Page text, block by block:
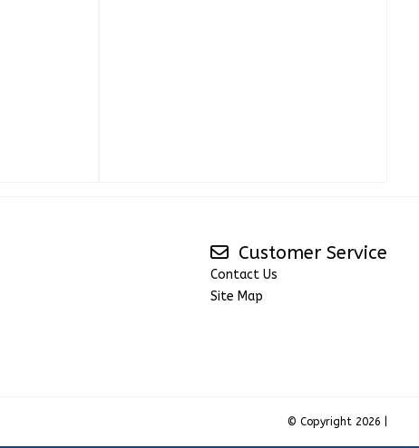
Customer Service
Contact Us
Site Map
© Copyright 2026 |